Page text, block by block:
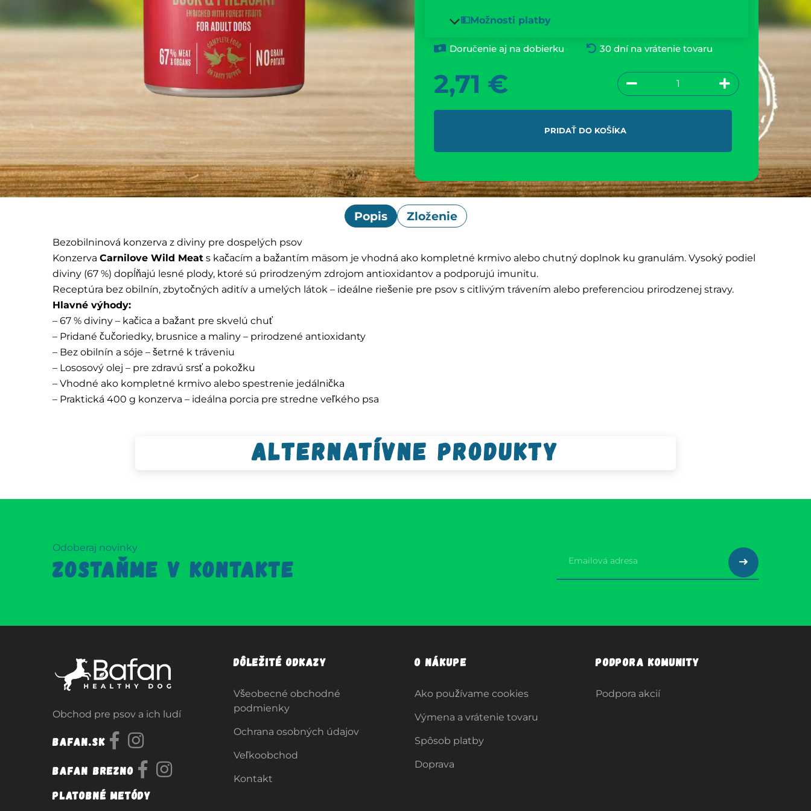
💵Možnosti platby
Doručenie aj na dobierku 30 dní na vrátenie tovaru
2,71 €
PRIDAŤ DO KOŠÍKA
Popis Zloženie
Bezobilninová konzerva z diviny pre dospelých psov
Konzerva Carnilove Wild Meat s kačacím a bažantím mäsom je vhodná ako kompletné krmivo alebo chutný doplnok ku granulám. Vysoký podiel
diviny (67 %) dopĺňajú lesné plody, ktoré sú prirodzeným zdrojom antioxidantov a podporujú imunitu.
Receptúra bez obilnín, zbytočných aditív a umelých látok – ideálne riešenie pre psov s citlivým trávením alebo preferenciou prirodzenej stravy.
Hlavné výhody:
– 67 % diviny – kačica a bažant pre skvelú chuť
– Pridané čučoriedky, brusnice a maliny – prirodzené antioxidanty
– Bez obilnín a sóje – šetrné k tráveniu
– Lososový olej – pre zdravú srsť a pokožku
– Vhodné ako kompletné krmivo alebo spestrenie jedálnička
– Praktická 400 g konzerva – ideálna porcia pre stredne veľkého psa
Alternatívne produkty
Odoberaj novinky
ZOSTAŇME V KONTAKTE
Obchod pre psov a ich ludí
Bafan.sk
Bafan Brezno
Platobné metódy
Dôležité odkazy
Všeobecné obchodné
podmienky
Ochrana osobných údajov
Veľkoobchod
Kontakt
O nákupe
Ako používame cookies
Výmena a vrátenie tovaru
Spôsob platby
Doprava
Podpora komunity
Podpora akcií